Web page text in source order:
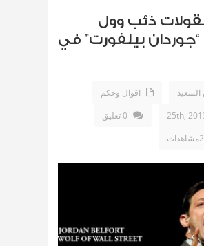
ذئب وول
بيلفورت” في
اقوال وحكم
0 تعليق